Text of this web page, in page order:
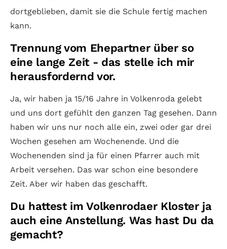
dortgeblieben, damit sie die Schule fertig machen
kann.
Trennung vom Ehepartner über so
eine lange Zeit - das stelle ich mir
herausfordernd vor.
Ja, wir haben ja 15/16 Jahre in Volkenroda gelebt
und uns dort gefühlt den ganzen Tag gesehen. Dann
haben wir uns nur noch alle ein, zwei oder gar drei
Wochen gesehen am Wochenende. Und die
Wochenenden sind ja für einen Pfarrer auch mit
Arbeit versehen. Das war schon eine besondere
Zeit. Aber wir haben das geschafft.
Du hattest im Volkenrodaer Kloster ja
auch eine Anstellung. Was hast Du da
gemacht?